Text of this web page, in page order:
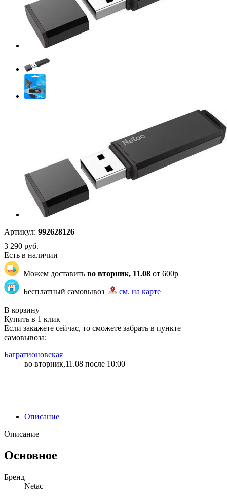
Артикул: 992628126
3 290 руб.
Есть в наличии
Можем доставить во вторник, 11.08 от 600р
Бесплатный самовывоз
см. на карте
В корзину
Купить в 1 клик
Если закажете сейчас, то сможете забрать в пункте
самовывоза:
Багратионовская
во вторник,11.08 после 10:00
Описание
Описание
Основное
Бренд
Netac